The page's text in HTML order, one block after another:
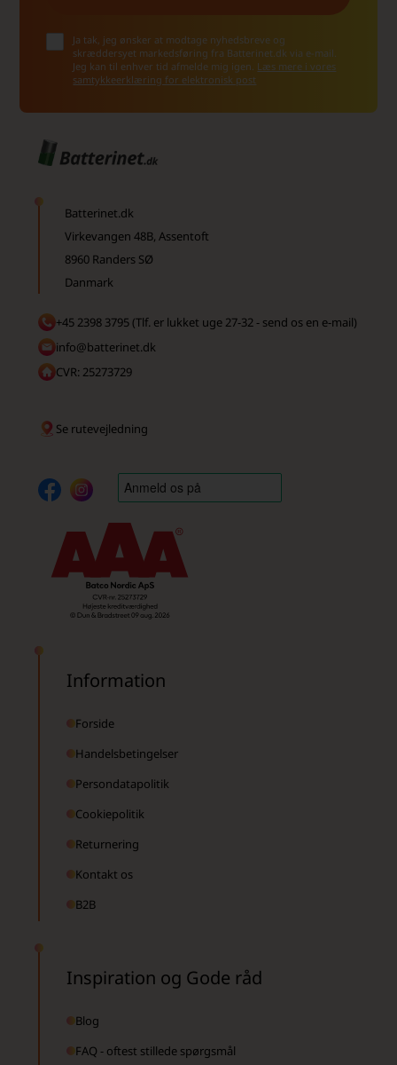
Ja tak, jeg ønsker at modtage nyhedsbreve og
skræddersyet markedsføring fra Batterinet.dk via e-mail.
Jeg kan til enhver tid afmelde mig igen. Læs mere i vores
samtykkeerklæring for elektronisk post
Batterinet.dk
Virkevangen 48B, Assentoft
8960 Randers SØ
Danmark
+45 2398 3795 (Tlf. er lukket uge 27-32 - send os en e-mail)
info@batterinet.dk
CVR: 25273729
Se rutevejledning
Information
Forside
Handelsbetingelser
Persondatapolitik
Cookiepolitik
Returnering
Kontakt os
B2B
Inspiration og Gode råd
Blog
FAQ - oftest stillede spørgsmål